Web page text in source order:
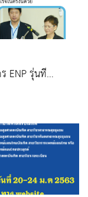
ENP รุ่นที่